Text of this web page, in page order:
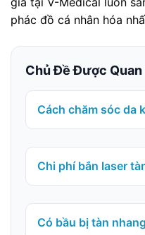
phác đồ cá nhân hóa
Chủ Đề Được Quan
Cách chăm sóc da
Chi phí bắn laser
Có bầu bị tàn